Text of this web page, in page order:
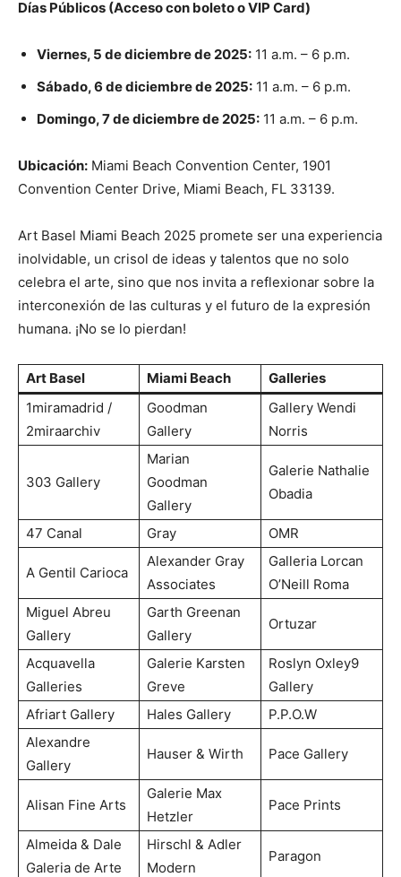
Días Públicos (Acceso con boleto o VIP Card)
Viernes, 5 de diciembre de 2025: 11 a.m. – 6 p.m.
Sábado, 6 de diciembre de 2025: 11 a.m. – 6 p.m.
Domingo, 7 de diciembre de 2025: 11 a.m. – 6 p.m.
Ubicación: Miami Beach Convention Center, 1901
Convention Center Drive, Miami Beach, FL 33139.
Art Basel Miami Beach 2025 promete ser una experiencia
inolvidable, un crisol de ideas y talentos que no solo
celebra el arte, sino que nos invita a reflexionar sobre la
interconexión de las culturas y el futuro de la expresión
humana. ¡No se lo pierdan!
Art Basel Miami Beach
Galleries
1miramadrid /
2miraarchiv
Goodman
Gallery
Gallery Wendi
Norris
303 Gallery
Marian
Goodman
Gallery
Galerie Nathalie
Obadia
47 Canal Gray OMR
A Gentil Carioca
Alexander Gray
Associates
Galleria Lorcan
O’Neill Roma
Miguel Abreu
Gallery
Garth Greenan
Gallery
Ortuzar
Acquavella
Galleries
Galerie Karsten
Greve
Roslyn Oxley9
Gallery
Afriart Gallery
Hales Gallery
P.P.O.W
Alexandre
Gallery
Hauser & Wirth Pace Gallery
Alisan Fine Arts
Galerie Max
Hetzler
Pace Prints
Almeida & Dale
Galeria de Arte
Hirschl & Adler
Modern
Paragon